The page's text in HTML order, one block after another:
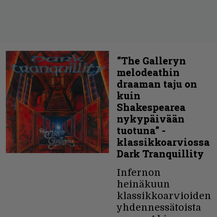
”The Galleryn
melodeathin
draaman taju on
kuin
Shakespearea
nykypäivään
tuotuna” -
klassikkoarviossa
Dark Tranquillity
Infernon
heinäkuun
klassikkoarvioiden
yhdennessätoista